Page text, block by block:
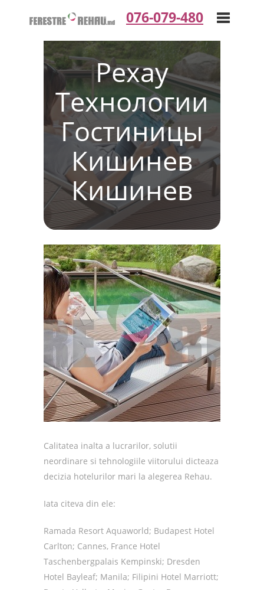
076-079-480
Рехау
Технологии
Гостиницы
Кишинев
Кишинев
Calitatea inalta a lucrarilor, solutii
neordinare si tehnologiile viitorului dicteaza
decizia hotelurilor mari la alegerea Rehau.
Iata citeva din ele:
Ramada Resort Aquaworld; Budapest Hotel
Carlton; Cannes, France Hotel
Taschenbergpalais Kempinski; Dresden
Hotel Bayleaf; Manila; Filipini Hotel Marriott;